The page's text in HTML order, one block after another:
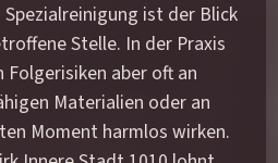
ist der Blick
Stelle. In der Praxis
aber oft an
Materialien oder an
Moment harmlos wirken.